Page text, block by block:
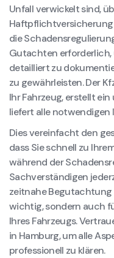
Unfall verwickelt sind,
Haftpflichtversicherung
die
Gutachten
detailliert zu
zu gewährleisten. Der
Ihr Fahrzeug, erstellt
liefert alle notwendigen
Dies vereinfacht den
dass Sie schnell zu
während der
Sachverständigen
zeitnahe
wichtig, sondern auch
Ihres Fahrzeugs.
in Hamburg, um alle
professionell zu klären.